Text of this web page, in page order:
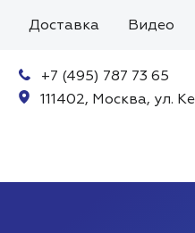
Доставка Видео
+7 (495) 787 73 65
111402, Москва, ул.